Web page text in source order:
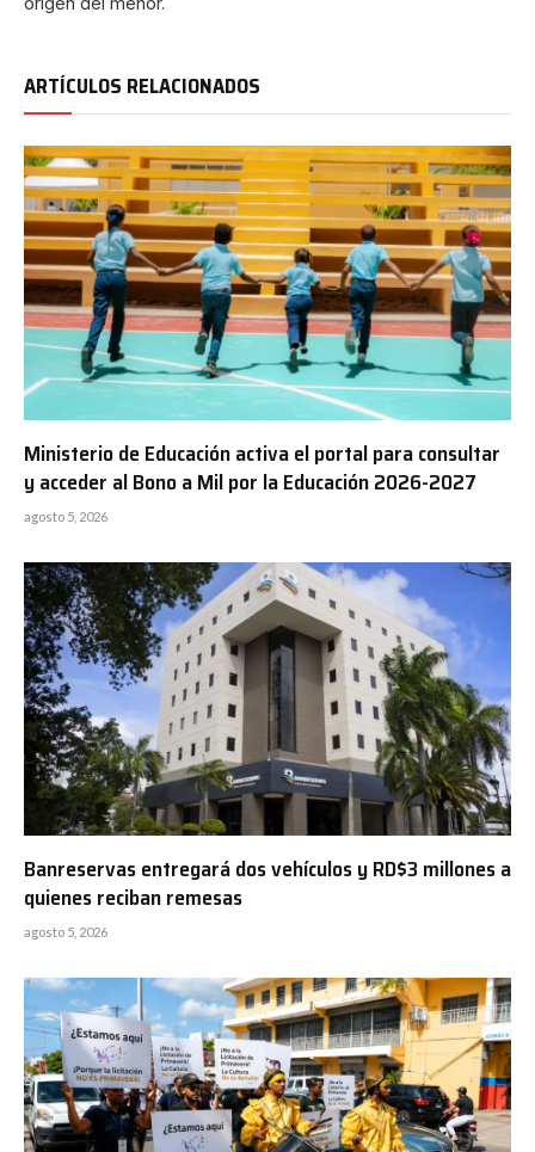
ARTÍCULOS RELACIONADOS
Ministerio de Educación activa el portal para consultar
y acceder al Bono a Mil por la Educación 2026-2027
agosto 5, 2026
Banreservas entregará dos vehículos y RD$3 millones a
quienes reciban remesas
agosto 5, 2026